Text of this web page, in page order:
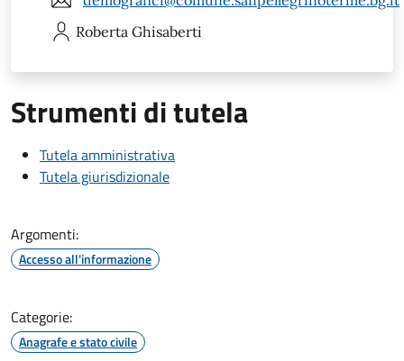
Roberta Ghisaberti
Strumenti di tutela
Tutela amministrativa
Tutela giurisdizionale
Argomenti:
Accesso all'informazione
Categorie:
Anagrafe e stato civile